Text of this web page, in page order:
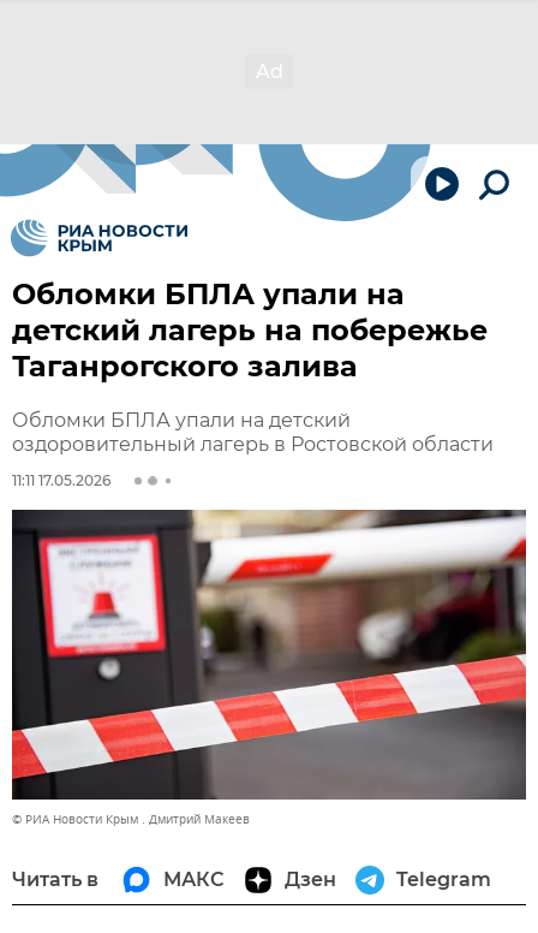
Обломки БПЛА упали на
детский лагерь на побережье
Таганрогского залива
Обломки БПЛА упали на детский
оздоровительный лагерь в Ростовской области
11:11 17.05.2026
© РИА Новости Крым . Дмитрий Макеев
Читать в МАКС Дзен Telegram